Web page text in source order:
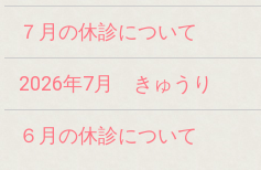
７月の休診について
2026年7月 きゅうり
６月の休診について